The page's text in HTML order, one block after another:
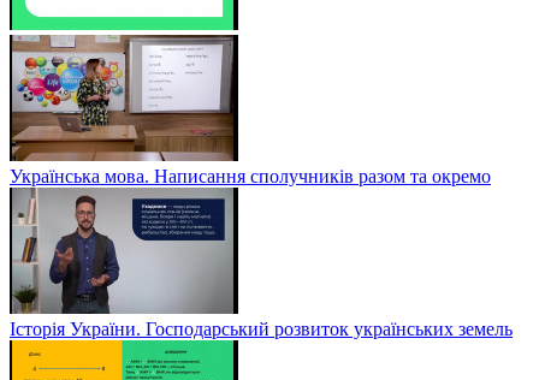
Українська мова. Написання сполучників разом та окремо
Історія України. Господарський розвиток українських земель